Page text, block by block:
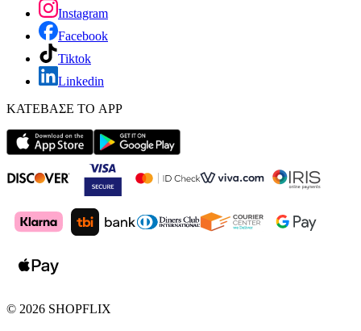
Instagram
Facebook
Tiktok
Linkedin
ΚΑΤΕΒΑΣΕ ΤΟ APP
© 2026 SHOPFLIX